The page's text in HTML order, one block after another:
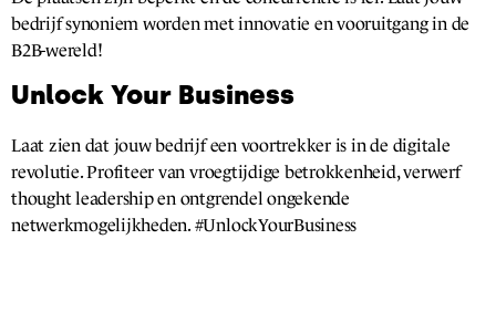
bedrijf synoniem worden met innovatie en vooruitgang in de
B2B-wereld!
Unlock Your Business
Laat zien dat jouw bedrijf een voortrekker is in de digitale
revolutie. Profiteer van vroegtijdige betrokkenheid, verwerf
thought leadership en ontgrendel ongekende
netwerkmogelijkheden. #UnlockYourBusiness